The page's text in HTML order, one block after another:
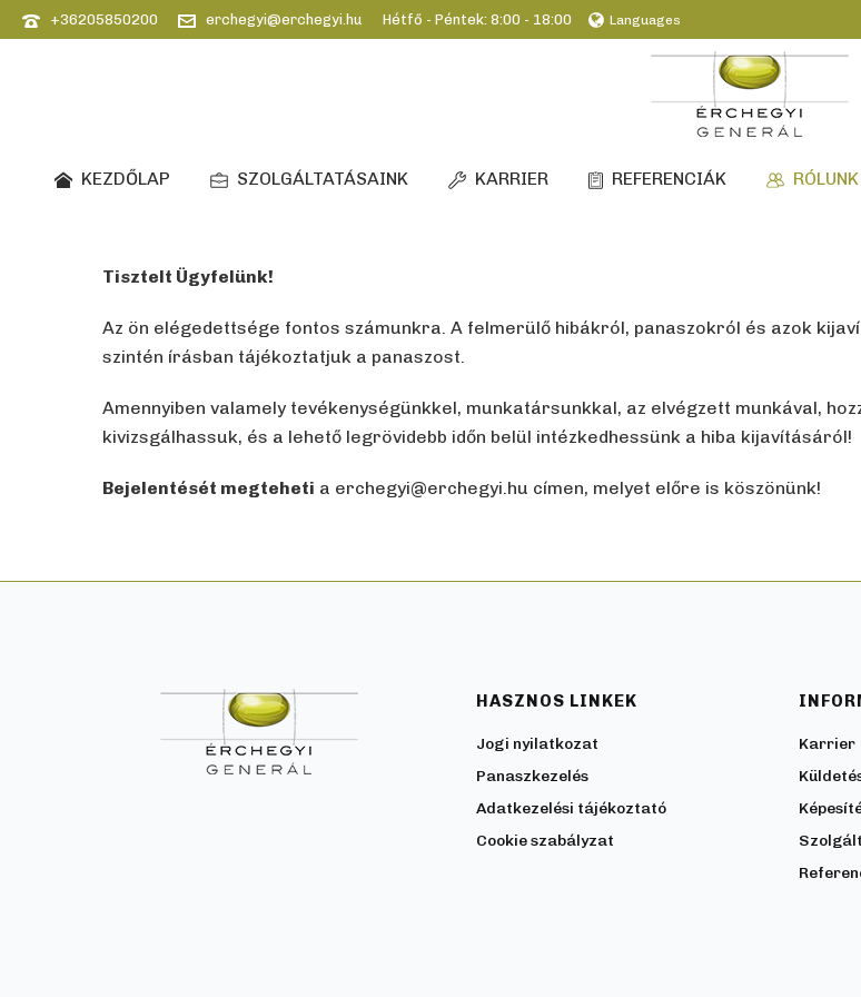
+36205850200 erchegyi@erchegyi.hu Hétfő - Péntek: 8:00 - 18:00 Languages
KEZDŐLAP SZOLGÁLTATÁSAINK KARRIER REFERENCIÁK RÓLUNK
Tisztelt Ügyfelünk!
Az ön elégedettsége fontos számunkra. A felmerülő hibákról, panaszokról és azok
szintén írásban tájékoztatjuk a panaszost.
Amennyiben valamely tevékenységünkkel, munkatársunkkal, az elvégzett munkával,
kivizsgálhassuk, és a lehető legrövidebb időn belül intézkedhessünk a hiba kijavításáról!
Bejelentését megteheti a erchegyi@erchegyi.hu címen, melyet előre is köszönünk!
HASZNOS LINKEK
Jogi nyilatkozat
Panaszkezelés
Adatkezelési tájékoztató
Cookie szabályzat
Karrier